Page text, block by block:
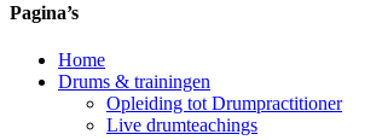
Pagina’s
Home
Drums & trainingen
Opleiding tot Drumpractitioner
Live drumteachings